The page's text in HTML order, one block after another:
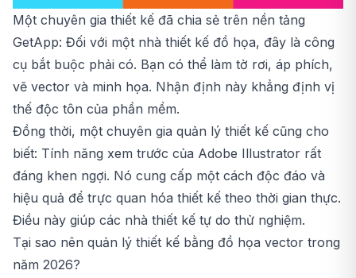
Một chuyên gia thiết kế đã chia sẻ trên nền tảng
GetApp: Đối với một nhà thiết kế đồ họa, đây là công
cụ bắt buộc phải có. Bạn có thể làm tờ rơi, áp phích,
vẽ vector và minh họa. Nhận định này khẳng định vị
thế độc tôn của phần mềm.
Đồng thời, một chuyên gia quản lý thiết kế cũng cho
biết: Tính năng xem trước của Adobe Illustrator rất
đáng khen ngợi. Nó cung cấp một cách độc đáo và
hiệu quả để trực quan hóa thiết kế theo thời gian thực.
Điều này giúp các nhà thiết kế tự do thử nghiệm.
Tại sao nên quản lý thiết kế bằng đồ họa vector trong
năm 2026?